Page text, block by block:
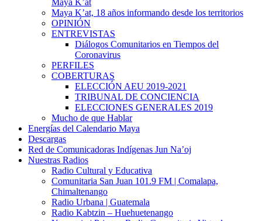
Maya K’at
Maya K’at, 18 años informando desde los territorios
OPINIÓN
ENTREVISTAS
Diálogos Comunitarios en Tiempos del
Coronavirus
PERFILES
COBERTURAS
ELECCIÓN AEU 2019-2021
TRIBUNAL DE CONCIENCIA
ELECCIONES GENERALES 2019
Mucho de que Hablar
Energías del Calendario Maya
Descargas
Red de Comunicadoras Indígenas Jun Na’oj
Nuestras Radios
Radio Cultural y Educativa
Comunitaria San Juan 101.9 FM | Comalapa,
Chimaltenango
Radio Urbana | Guatemala
Radio Kabtzin – Huehuetenango